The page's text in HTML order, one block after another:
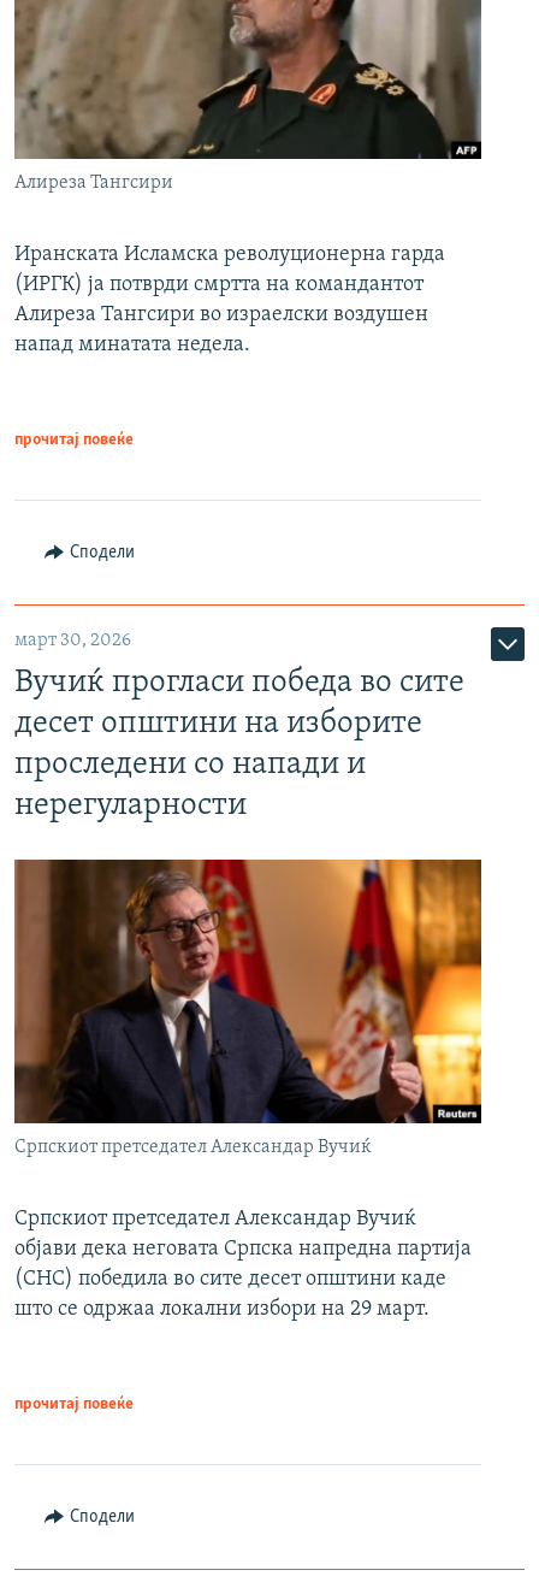
Алиреза Тангсири
Иранската Исламска револуционерна гарда
(ИРГК) ја потврди смртта на командантот
Алиреза Тангсири во израелски воздушен
напад минатата недела.
прочитај повеќе
Сподели
март 30, 2026
Вучиќ прогласи победа во сите
десет општини на изборите
проследени со напади и
нерегуларности
Српскиот претседател Александар Вучиќ
Српскиот претседател Александар Вучиќ
објави дека неговата Српска напредна партија
(СНС) победила во сите десет општини каде
што се одржаа локални избори на 29 март.
прочитај повеќе
Сподели